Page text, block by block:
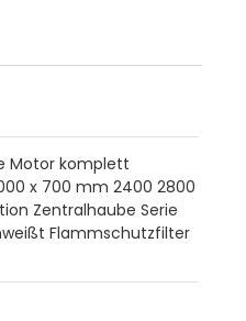
Motor komplett
x 700 mm 2400 2800
Zentralhaube Serie
Flammschutzfilter